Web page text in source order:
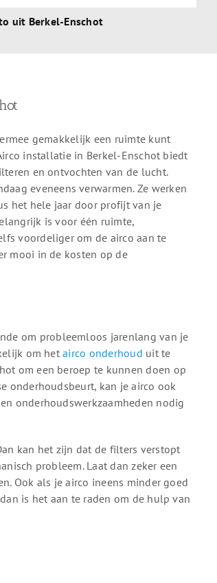
uit Berkel-Enschot
gemakkelijk een ruimte kunt
installatie in Berkel-Enschot biedt
en ontvochten van de lucht.
eveneens verwarmen. Ze werken
het hele jaar door profijt van je
is voor één ruimte,
voordeliger om de airco aan te
mooi in de kosten op de
om probleemloos jarenlang van je
om hetairco onderhoud uit te
om een beroep te kunnen doen op
onderhoudsbeurt, kan je airco ook
onderhoudswerkzaamheden nodig
kan het zijn dat de filters verstopt
probleem. Laat dan zeker een
Ook als je airco ineens minder goed
is het aan te raden om de hulp van